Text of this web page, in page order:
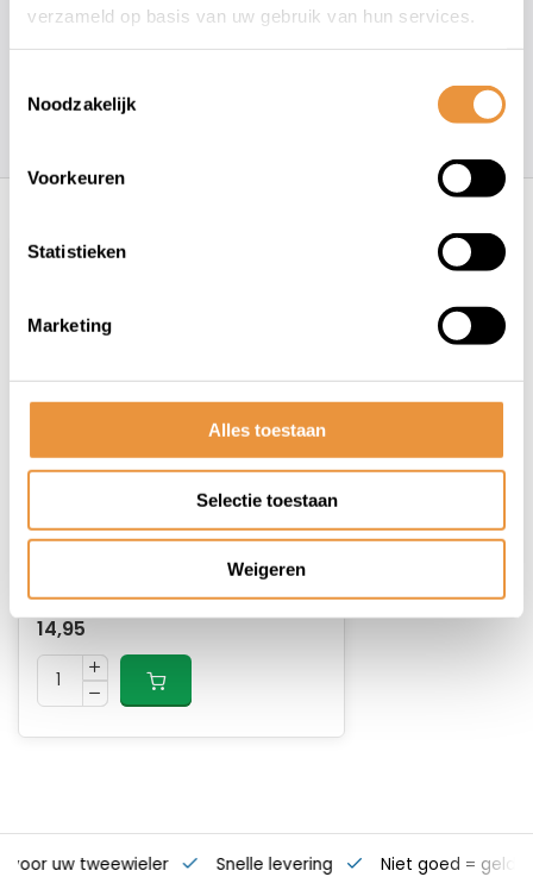
verzameld op basis van uw gebruik van hun services.
Noodzakelijk
Voorkeuren
Statistieken
Marketing
Alles toestaan
Selectie toestaan
Weigeren
info@artsloten.nl
Recent bekeken
Cityline M 85 Roze
Op voorraad
14,95
voor uw tweewieler Snelle levering Niet goed = geld